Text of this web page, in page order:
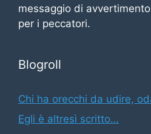
messaggio di
per i peccatori.
Blogroll
Chi ha orecchi da udire,
Egli è altresì scritto…